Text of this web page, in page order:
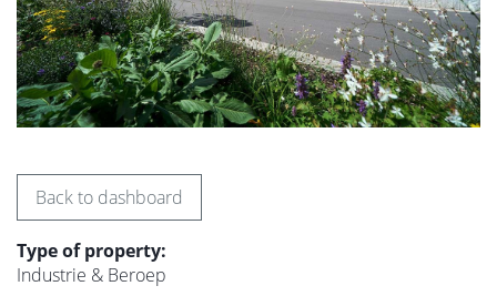
Back to dashboard
Type of property:
Industrie & Beroep